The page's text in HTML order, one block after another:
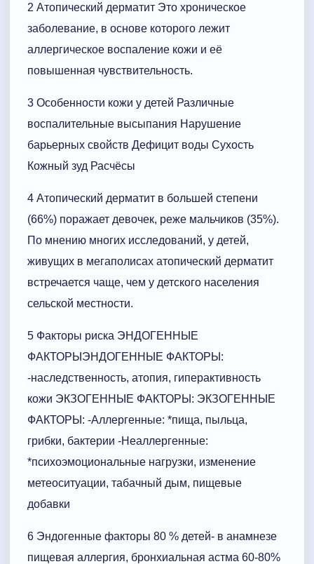
2 Атопический дерматит Это хроническое
заболевание, в основе которого лежит
аллергическое воспаление кожи и её
повышенная чувствительность.
3 Особенности кожи у детей Различные
воспалительные высыпания Нарушение
барьерных свойств Дефицит воды Сухость
Кожный зуд Расчёсы
4 Атопический дерматит в большей степени
(66%) поражает девочек, реже мальчиков (35%).
По мнению многих исследований, у детей,
живущих в мегаполисах атопический дерматит
встречается чаще, чем у детского населения
сельской местности.
5 Факторы риска ЭНДОГЕННЫЕ
ФАКТОРЫЭНДОГЕННЫЕ ФАКТОРЫ:
-наследственность, атопия, гиперактивность
кожи ЭКЗОГЕННЫЕ ФАКТОРЫ: ЭКЗОГЕННЫЕ
ФАКТОРЫ: -Аллергенные: *пища, пыльца,
грибки, бактерии -Неаллергенные:
*психоэмоциональные нагрузки, изменение
метеоситуации, табачный дым, пищевые
добавки
6 Эндогенные факторы 80 % детей- в анамнезе
пищевая аллергия, бронхиальная астма 60-80%